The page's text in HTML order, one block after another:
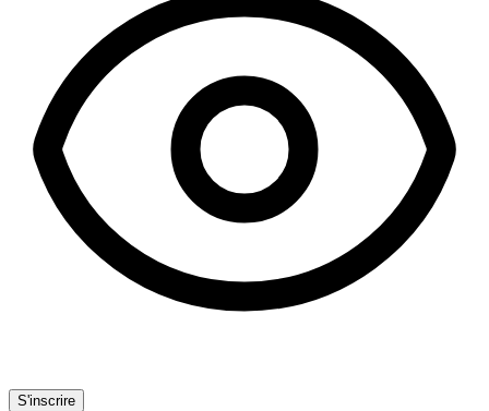
S'inscrire